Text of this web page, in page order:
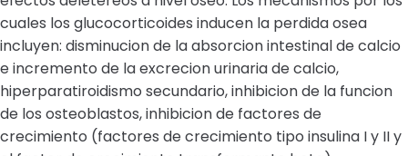
cuales los glucocorticoides inducen la perdida osea
incluyen: disminucion de la absorcion intestinal de calcio
e incremento de la excrecion urinaria de calcio,
hiperparatiroidismo secundario, inhibicion de la funcion
de los osteoblastos, inhibicion de factores de
crecimiento (factores de crecimiento tipo insulina I y II y